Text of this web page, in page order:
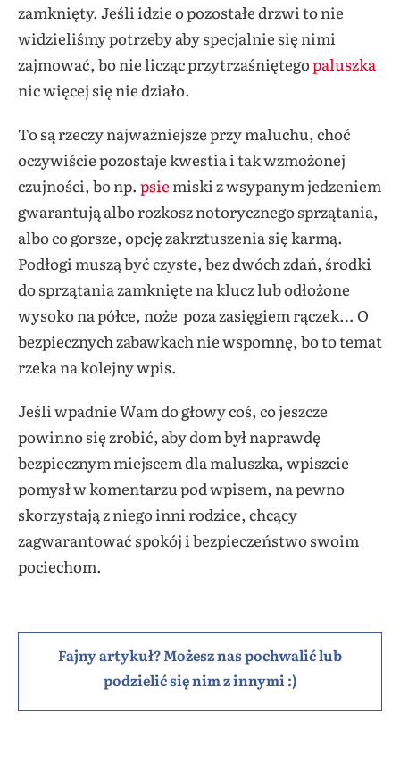
zamknięty. Jeśli idzie o pozostałe drzwi to nie
widzieliśmy potrzeby aby specjalnie się nimi
zajmować, bo nie licząc przytrzaśniętegopaluszka
nic więcej się nie działo.
To są rzeczy najważniejsze przy maluchu, choć
oczywiście pozostaje kwestia i tak wzmożonej
czujności, bo np. psie miski z wsypanym jedzeniem
gwarantują albo rozkosz notorycznego sprzątania,
albo co gorsze, opcję zakrztuszenia się karmą.
Podłogi muszą być czyste, bez dwóch zdań, środki
do sprzątania zamknięte na klucz lub odłożone
wysoko na półce, noże poza zasięgiem rączek… O
bezpiecznych zabawkach nie wspomnę, bo to temat
rzeka na kolejny wpis.
Jeśli wpadnie Wam do głowy coś, co jeszcze
powinno się zrobić, aby dom był naprawdę
bezpiecznym miejscem dla maluszka, wpiszcie
pomysł w komentarzu pod wpisem, na pewno
skorzystają z niego inni rodzice, chcący
zagwarantować spokój i bezpieczeństwo swoim
pociechom.
Fajny artykuł? Możesz nas pochwalić lub
podzielić się nim z innymi :)